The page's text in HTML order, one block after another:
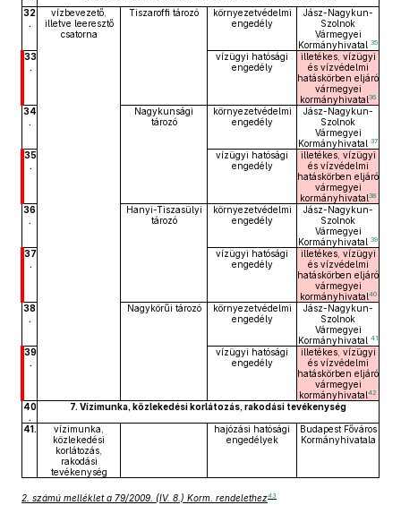
32
.
vízbevezető,
illetve leeresztő
csatorna
Tiszaroffi tározó
környezetvédelmi
engedély
Jász-Nagykun-
Szolnok
Vármegyei
Kormányhivatal 35
33
.
vízügyi hatósági
engedély
illetékes, vízügyi
és vízvédelmi
hatáskörben eljáró
vármegyei
kormányhivatal36
34
.
Nagykunsági
tározó
környezetvédelmi
engedély
Jász-Nagykun-
Szolnok
Vármegyei
Kormányhivatal 37
35
.
vízügyi hatósági
engedély
illetékes, vízügyi
és vízvédelmi
hatáskörben eljáró
vármegyei
kormányhivatal38
36
.
Hanyi-Tiszasülyi
tározó
környezetvédelmi
engedély
Jász-Nagykun-
Szolnok
Vármegyei
Kormányhivatal 39
37
.
vízügyi hatósági
engedély
illetékes, vízügyi
és vízvédelmi
hatáskörben eljáró
vármegyei
kormányhivatal40
38
.
Nagykörűi tározó
környezetvédelmi
engedély
Jász-Nagykun-
Szolnok
Vármegyei
Kormányhivatal 41
39
.
vízügyi hatósági
engedély
illetékes, vízügyi
és vízvédelmi
hatáskörben eljáró
vármegyei
kormányhivatal42
40
.
7. Vízimunka, közlekedési korlátozás, rakodási tevékenység
41.
vízimunka,
közlekedési
korlátozás,
rakodási
tevékenység
hajózási hatósági
engedélyek
Budapest Főváros
Kormányhivatala
2. számú melléklet a 79/2009. (IV. 8.) Korm. rendelethez43